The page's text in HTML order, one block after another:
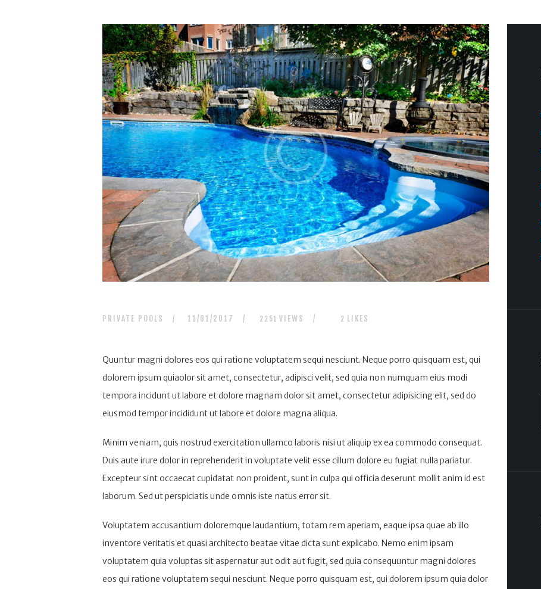
PRIVATE POOLS 11/01/2017 2251 VIEWS 2 LIKES
Quuntur magni dolores eos qui ratione voluptatem sequi nesciunt. Neque porro quisquam est, qui
dolorem ipsum quiaolor sit amet, consectetur, adipisci velit, sed quia non numquam eius modi
tempora incidunt ut labore et dolore magnam dolor sit amet, consectetur adipisicing elit, sed do
eiusmod tempor incididunt ut labore et dolore magna aliqua.
Minim veniam, quis nostrud exercitation ullamco laboris nisi ut aliquip ex ea commodo consequat.
Duis aute irure dolor in reprehenderit in voluptate velit esse cillum dolore eu fugiat nulla pariatur.
Excepteur sint occaecat cupidatat non proident, sunt in culpa qui officia deserunt mollit anim id est
laborum. Sed ut perspiciatis unde omnis iste natus error sit.
Voluptatem accusantium doloremque laudantium, totam rem aperiam, eaque ipsa quae ab illo
inventore veritatis et quasi architecto beatae vitae dicta sunt explicabo. Nemo enim ipsam
voluptatem quia voluptas sit aspernatur aut odit aut fugit, sed quia consequuntur magni dolores
eos qui ratione voluptatem sequi nesciunt. Neque porro quisquam est, qui dolorem ipsum quia dolor